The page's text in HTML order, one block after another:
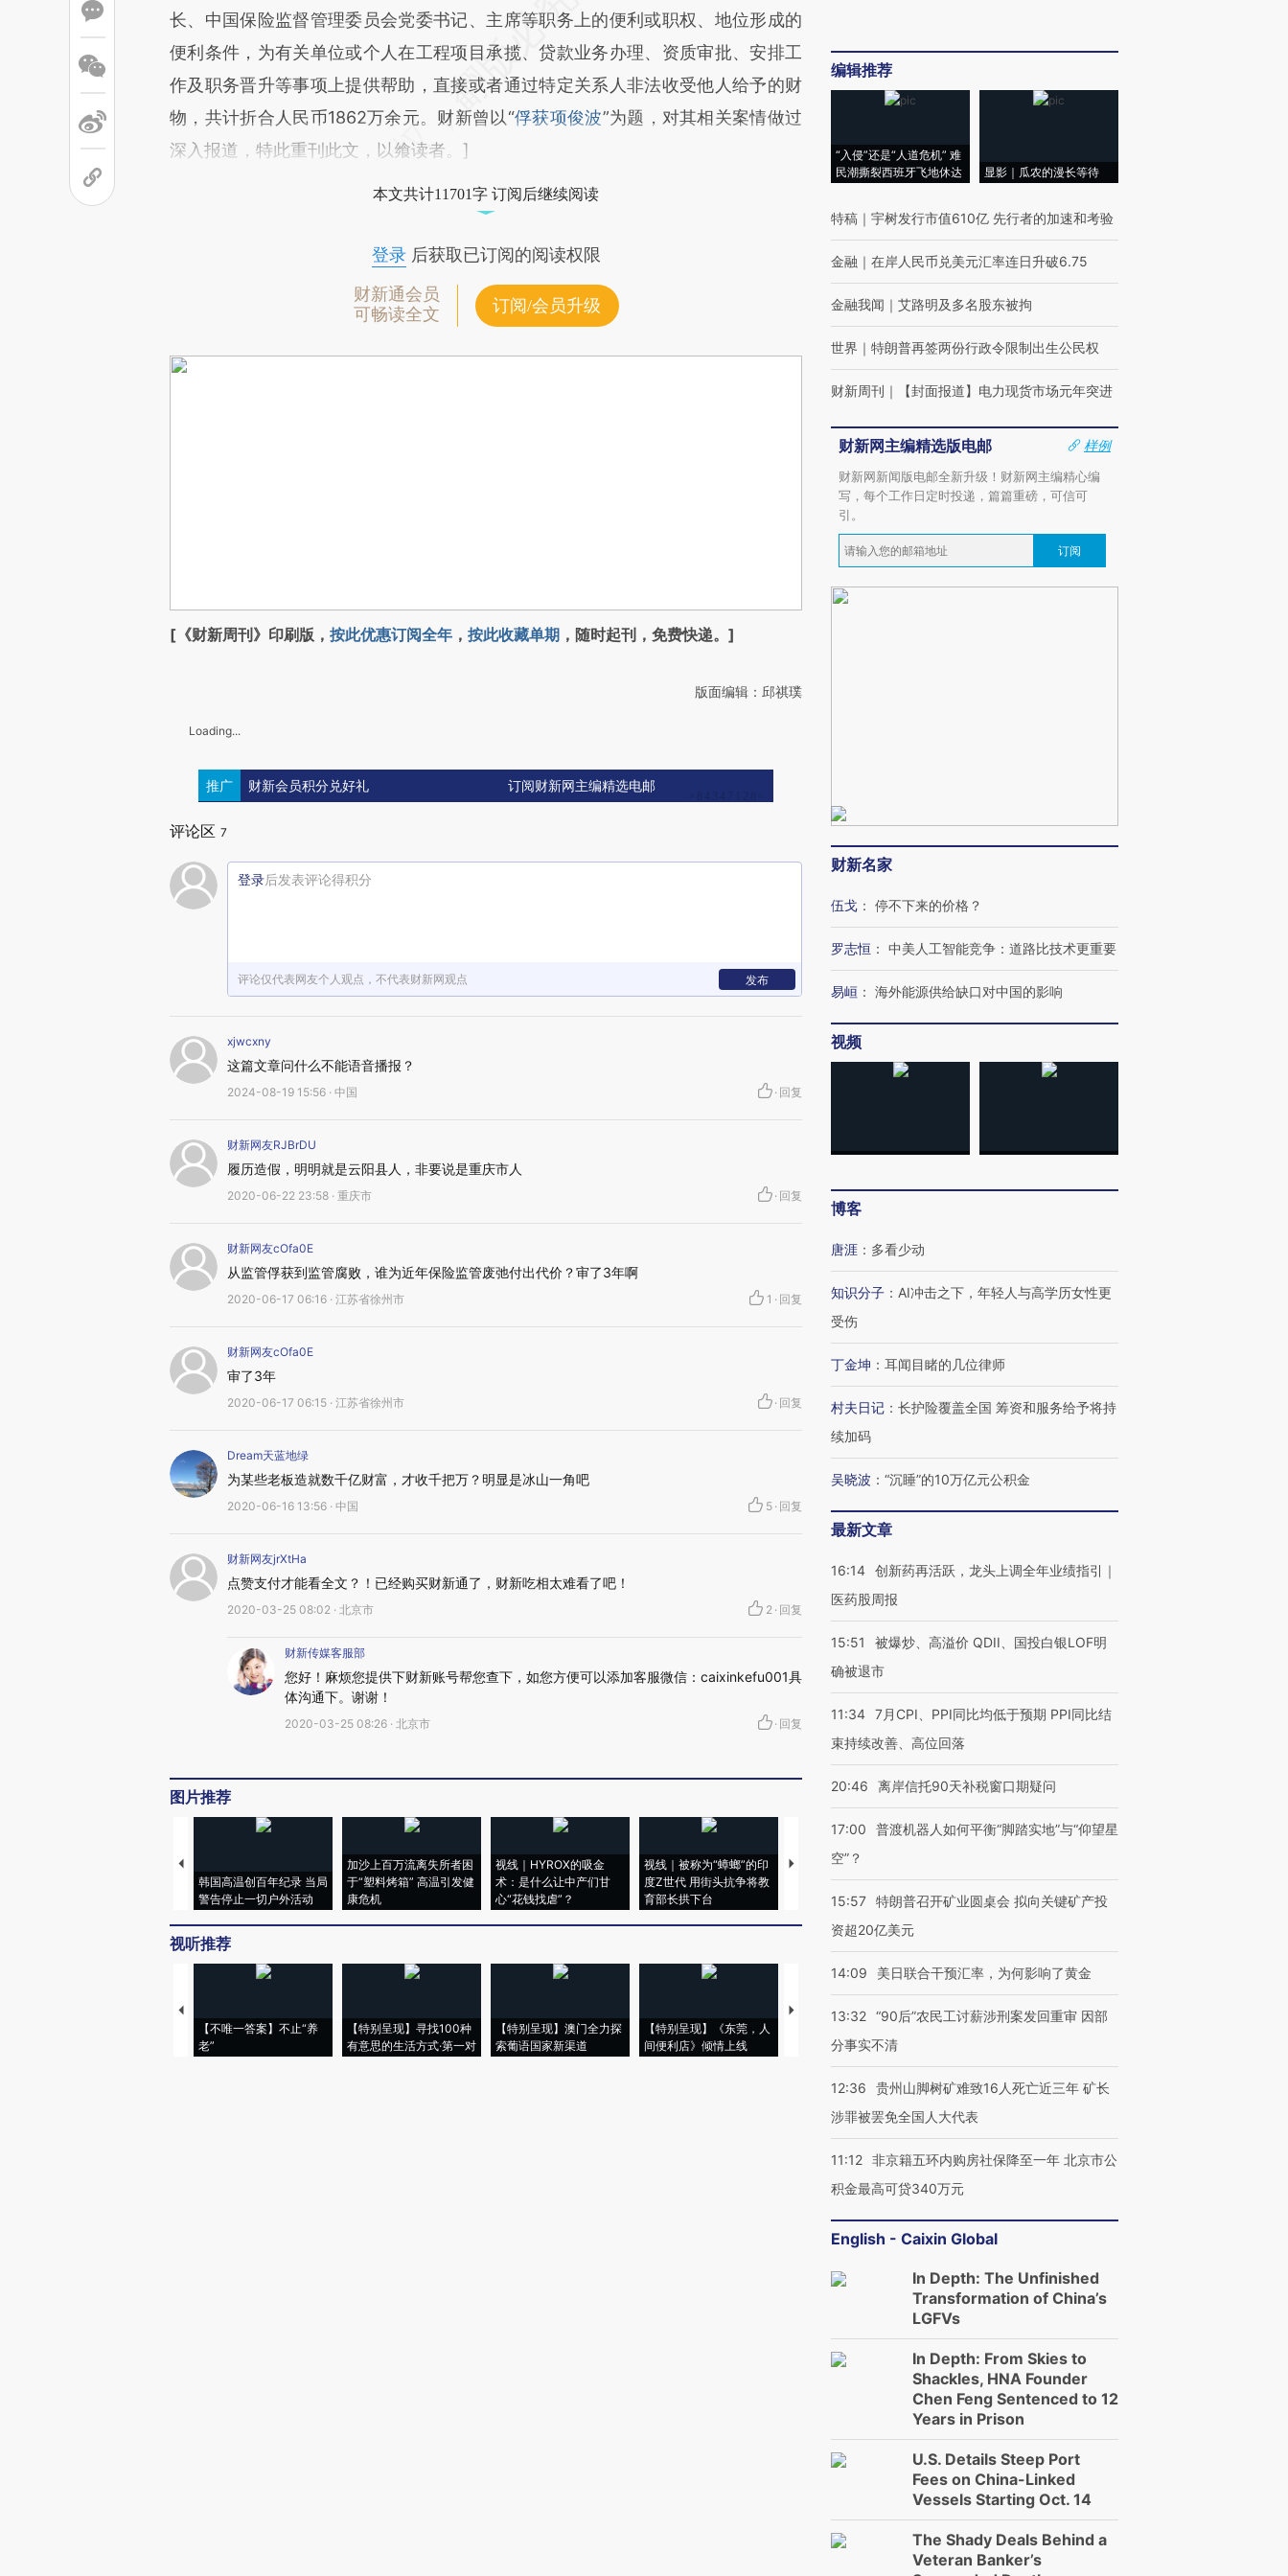
长、中国保险监督管理委员会党委书记、主席等职务上的便利或职权、地位形成的
便利条件，为有关单位或个人在工程项目承揽、贷款业务办理、资质审批、安排工
作及职务晋升等事项上提供帮助，直接或者通过特定关系人非法收受他人给予的财
物，共计折合人民币1862万余元。财新曾以“俘获项俊波”为题，对其相关案情做过
深入报道，特此重刊此文，以飨读者。]
本文共计11701字 订阅后继续阅读
登录后获取已订阅的阅读权限
财新通会员
可畅读全文
订阅/会员升级
[《财新周刊》印刷版， 按此优惠订阅全年 ， 按此收藏单期 ，随时起刊，免费快递。]
版面编辑：邱祺璞
Loading...
推广 财新会员积分兑好礼 订阅财新网主编精选电邮
评论区 7
登录后发表评论得积分
评论仅代表网友个人观点，不代表财新网观点 发布
xjwcxny
这篇文章问什么不能语音播报？
2024-08-19 15:56 · 中国 · 回复
财新网友RJBrDU
履历造假，明明就是云阳县人，非要说是重庆市人
2020-06-22 23:58 · 重庆市 · 回复
财新网友cOfa0E
从监管俘获到监管腐败，谁为近年保险监管废弛付出代价？审了3年啊
2020-06-17 06:16 · 江苏省徐州市 1 · 回复
财新网友cOfa0E
审了3年
2020-06-17 06:15 · 江苏省徐州市 · 回复
Dream天蓝地绿
为某些老板造就数千亿财富，才收千把万？明显是冰山一角吧
2020-06-16 13:56 · 中国 5 · 回复
财新网友jrXtHa
点赞支付才能看全文？！已经购买财新通了，财新吃相太难看了吧！
2020-03-25 08:02 · 北京市 2 · 回复
财新传媒客服部
您好！麻烦您提供下财新账号帮您查下，如您方便可以添加客服微信：caixinkefu001具
体沟通下。谢谢！
2020-03-25 08:26 · 北京市 · 回复
图片推荐
韩国高温创百年纪录 当局
警告停止一切户外活动
加沙上百万流离失所者困
于“塑料烤箱” 高温引发健
康危机
视线｜HYROX的吸金
术：是什么让中产们甘
心“花钱找虐”？
视线｜被称为“蟑螂”的印
度Z世代 用街头抗争将教
育部长拱下台
视线｜“入侵”还是“人道危
机”？难民潮撕裂西班牙
飞地休达
128毫米 紧急转移近
4000人
雨 3小时累计雨量超80毫
米
视听推荐
【不唯一答案】不止“养
老”
【特别呈现】寻找100种
有意思的生活方式·第一对
【特别呈现】澳门全力探
索葡语国家新渠道
【特别呈现】《东莞，人
间便利店》倾情上线
【推广】走进第四届链博
【商旅对话】华住集团
编辑推荐
“入侵”还是“人道危机” 难
民潮撕裂西班牙飞地休达
显影｜瓜农的漫长等待
特稿 ｜ 宇树发行市值610亿 先行者的加速和考验
金融 ｜ 在岸人民币兑美元汇率连日升破6.75
金融我闻 ｜ 艾路明及多名股东被拘
世界 ｜ 特朗普再签两份行政令限制出生公民权
财新周刊 ｜ 【封面报道】电力现货市场元年突进
财新网主编精选版电邮
样例
财新网新闻版电邮全新升级！财新网主编精心编
写，每个工作日定时投递，篇篇重磅，可信可
引。
订阅
财新名家
伍戈 ： 停不下来的价格？
罗志恒 ： 中美人工智能竞争：道路比技术更重要
易峘 ： 海外能源供给缺口对中国的影响
视频
博客
唐涯 ： 多看少动
知识分子 ： AI冲击之下，年轻人与高学历女性更
受伤
丁金坤 ： 耳闻目睹的几位律师
村夫日记 ： 长护险覆盖全国 筹资和服务给予将持
续加码
吴晓波 ： “沉睡”的10万亿元公积金
最新文章
16:14 创新药再活跃，龙头上调全年业绩指引｜
医药股周报
15:51
被爆炒、高溢价 QDII、国投白银LOF明
确被退市
11:34 7月CPI、PPI同比均低于预期 PPI同比结
束持续改善、高位回落
20:46 离岸信托90天补税窗口期疑问
17:00
普渡机器人如何平衡“脚踏实地”与“仰望星
空”？
15:57 特朗普召开矿业圆桌会 拟向关键矿产投
资超20亿美元
14:09 美日联合干预汇率，为何影响了黄金
13:32 “90后”农民工讨薪涉刑案发回重审 因部
分事实不清
12:36
贵州山脚树矿难致16人死亡近三年 矿长
涉罪被罢免全国人大代表
11:12 非京籍五环内购房社保降至一年 北京市公
积金最高可贷340万元
English - Caixin Global
In Depth: The Unfinished
Transformation of China’s
LGFVs
In Depth: From Skies to
Shackles, HNA Founder
Chen Feng Sentenced to 12
Years in Prison
U.S. Details Steep Port
Fees on China-Linked
Vessels Starting Oct. 14
The Shady Deals Behind a
Veteran Banker’s